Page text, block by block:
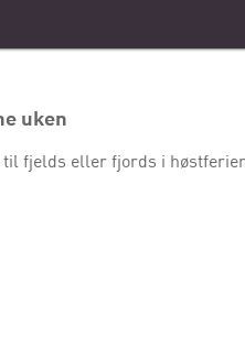
uken
fjelds eller fjords i